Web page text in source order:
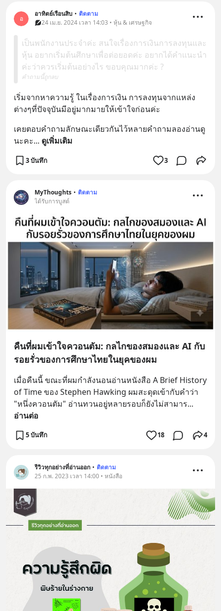
อ
อาทิตย์เรือนสิบ • ติดตาม
24 เม.ย. 2024 เวลา 14:03 • หุ้น & เศรษฐกิจ
เป็นพนักงานประจำค่ะ สนใจเรื่องการเงินการลงทุนและ
หุ้น อยากเริ่มต้นศึกษาเพื่อต่อยอดค่ะ อยากได้คำแนะนำ
ค่ะว่าควรเริ่มต้นอย่างไร ขอบคุณมากค่ะ ?
คำถามนี้ถูกลบ
เริ่มจากหาความรู้ ในเรื่องการเงิน การลงทุนจากแหล่ง
ต่างๆที่ปัจจุบันมีอยู่มากมายให้เข้าใจก่อนค่ะ
เคยตอบคำถามลักษณะเดียวกันไว้หลายคำถามลองอ่านดู
นะคะ... ดูเพิ่มเติม
3 บันทึก 3
MyThoughts • ติดตาม
ได้รับการบูสต์
คืนที่ผมเข้าใจควอนตัม: กลไกของสมองและ AI กับ
รอยรั่วของการศึกษาไทยในยุคของผม
เมื่อคืนนี้ ขณะที่ผมกำลังนอนอ่านหนังสือ A Brief History
of Time ของ Stephen Hawking ผมสะดุดเข้ากับคำว่า
"หนึ่งควอนตัม" อ่านทวนอยู่หลายรอบก็ยังไม่สามาร
อ่านต่อ
5 บันทึก 18 4
รีวิวทุกอย่างที่อ่านออก • ติดตาม
25 ก.พ. 2023 เวลา 14:00 • หนังสือ